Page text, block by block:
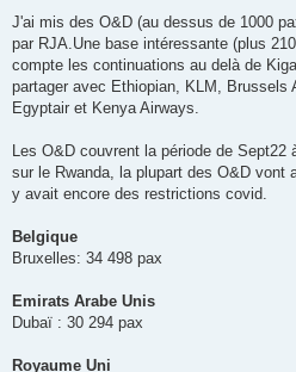
J'ai mis des O&D (au dessus de 1000
par RJA.Une base intéressante (plus
compte les continuations au delà de
partager avec Ethiopian, KLM, Brussels
Egyptair et Kenya Airways.
Les O&D couvrent la période de Sept22
sur le Rwanda, la plupart des O&D vont
y avait encore des restrictions covid.
Belgique
Bruxelles: 34 498 pax
Emirats Arabe Unis
Dubaï : 30 294 pax
Royaume Uni